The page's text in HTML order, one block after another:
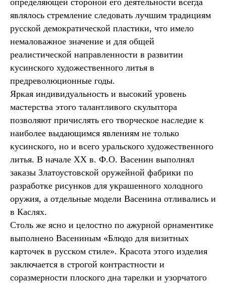
определяющей стороной его деятельности всегда
являлось стремление следовать лучшим традициям
русской демократической пластики, что имело
немаловажное значение и для общей
реалистической направленности в развитии
кусинского художественного литья в
предреволюционные годы.
Яркая индивидуальность и высокий уровень
мастерства этого талантливого скульптора
позволяют причислять его творческое наследие к
наиболее выдающимся явлениям не только
кусинского, но и всего уральского художественного
литья. В начале XX в. Ф.О. Васенин выполнял
заказы Златоустовской оружейной фабрики по
разработке рисунков для украшенного холодного
оружия, а отдельные модели Васенина отливались и
в Каслях.
Столь же ясно и целостно по ажурной орнаментике
выполнено Васениным «Блюдо для визитных
карточек в русском стиле». Красота этого изделия
заключается в строгой контрастности и
соразмерности плоского дна тарелки и узорчатого